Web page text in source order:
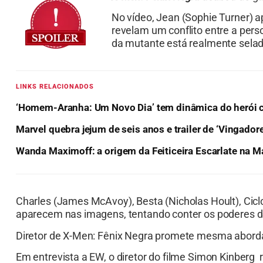
No vídeo, Jean (Sophie Turner)
revelam um conflito entre a
da mutante está realmente
LINKS RELACIONADOS
‘Homem-Aranha: Um Novo Dia’ tem dinâmica do
Marvel quebra jejum de seis anos e trailer de
Wanda Maximoff: a origem da Feiticeira Escarlate na
Charles (James McAvoy), Besta (Nicholas Hoult),
aparecem nas imagens, tentando conter os poderes
Diretor de X-Men: Fênix Negra promete mesma
Em entrevista a EW, o diretor do filme Simon